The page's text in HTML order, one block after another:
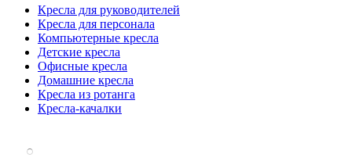
Кресла для руководителей
Кресла для персонала
Компьютерные кресла
Детские кресла
Офисные кресла
Домашние кресла
Кресла из ротанга
Кресла-качалки